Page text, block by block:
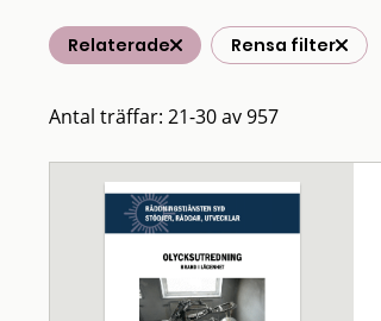
Relaterade Rensa filter
Antal träffar: 21-30 av 957